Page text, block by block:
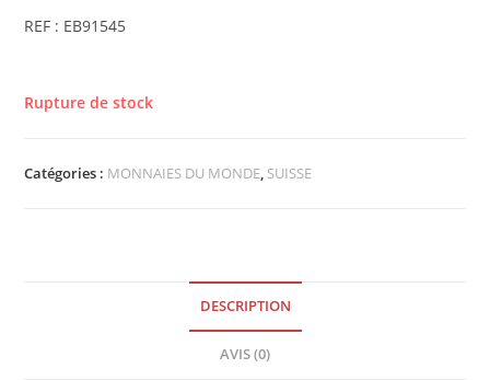
REF : EB91545
Rupture de stock
Catégories : MONNAIES DU MONDE, SUISSE
DESCRIPTION
AVIS (0)